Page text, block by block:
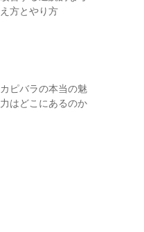
え方とやり方
カピバラの本当の魅
力はどこにあるのか